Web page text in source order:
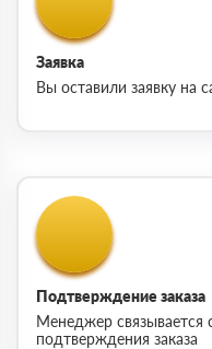
Заявка
Вы оставили заявку на
Подтверждение заказа
Менеджер связывается
подтверждения заказа